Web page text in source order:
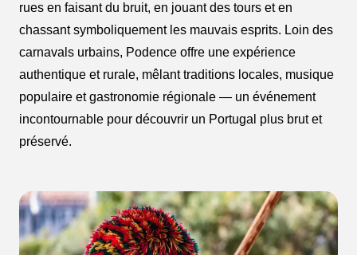
rues en faisant du bruit, en jouant des tours et en
chassant symboliquement les mauvais esprits. Loin des
carnavals urbains, Podence offre une expérience
authentique et rurale, mêlant traditions locales, musique
populaire et gastronomie régionale — un événement
incontournable pour découvrir un Portugal plus brut et
préservé.